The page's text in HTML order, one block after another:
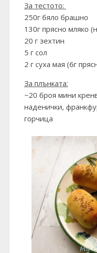
За тестото:
250г бяло брашно
130г прясно мляко
20 г зехтин
5 г сол
2 г суха мая (6г
За плънката:
~20 броя мини
наденички,
горчица